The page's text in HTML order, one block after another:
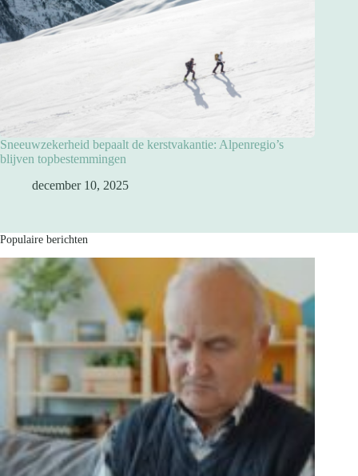
Sneeuwzekerheid bepaalt de kerstvakantie: Alpenregio’s
blijven topbestemmingen
december 10, 2025
Populaire berichten